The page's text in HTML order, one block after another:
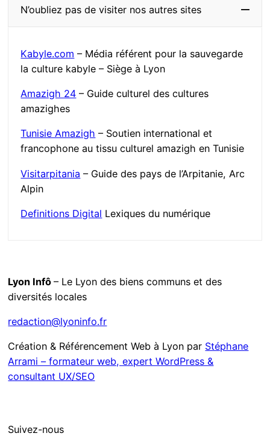
N’oubliez pas de visiter nos autres sites
Kabyle.com – Média référent pour la sauvegarde
la culture kabyle – Siège à Lyon
Amazigh 24 – Guide culturel des cultures
amazighes
Tunisie Amazigh – Soutien international et
francophone au tissu culturel amazigh en Tunisie
Visitarpitania – Guide des pays de l’Arpitanie, Arc
Alpin
Definitions Digital Lexiques du numérique
Lyon Infô– Le Lyon des biens communs et des
diversités locales
redaction@lyoninfo.fr
Création & Référencement Web à Lyon par Stéphane
Arrami – formateur web, expert WordPress &
consultant UX/SEO
Suivez-nous